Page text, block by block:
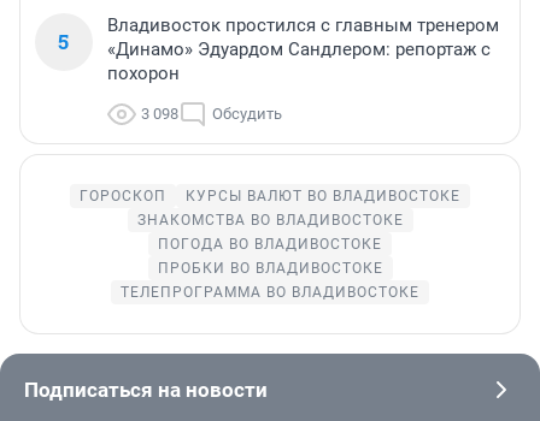
5
Владивосток простился с главным тренером
«Динамо» Эдуардом Сандлером: репортаж с
похорон
3 098 Обсудить
ГОРОСКОП
КУРСЫ ВАЛЮТ ВО ВЛАДИВОСТОКЕ
ЗНАКОМСТВА ВО ВЛАДИВОСТОКЕ
ПОГОДА ВО ВЛАДИВОСТОКЕ
ПРОБКИ ВО ВЛАДИВОСТОКЕ
ТЕЛЕПРОГРАММА ВО ВЛАДИВОСТОКЕ
Подписаться на новости